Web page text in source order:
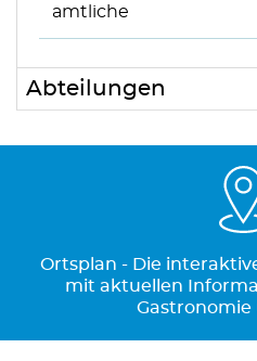
amtliche
Abteilungen
Ortsplan - Die
mit aktuellen
Gastronomie